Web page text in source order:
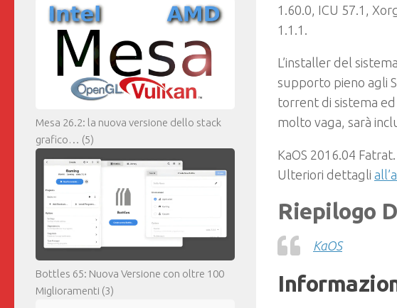
1.60.0, ICU 57.1,
1.1.1.
L’installer del
supporto pieno agli
torrent di sistema
molto vaga, sarà
KaOS 2016.04 Fatrat.
Ulteriori dettagli
Riepilogo
KaOS
Mesa 26.2: la nuova versione dello stack
grafico… (5)
Bottles 65: Nuova Versione con oltre 100
Miglioramenti (3)